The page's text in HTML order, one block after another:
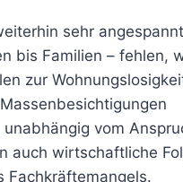
sehr
bis Familien – fehlen,
zur
vom
auch wirtschaftliche
Fachkräftemangels.